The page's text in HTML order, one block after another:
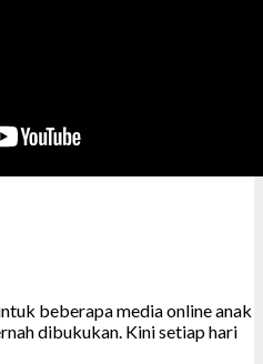
beberapa media online anak
dibukukan. Kini setiap hari